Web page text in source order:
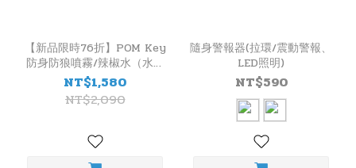
【新品限時76折】POM Key
防身防狼噴霧/辣椒水（水柱
型×2）+ 隨身警報器（×1）
NT$1,580
NT$2,090
隨身警報器(拉環/震動警報、
LED照明)
NT$590